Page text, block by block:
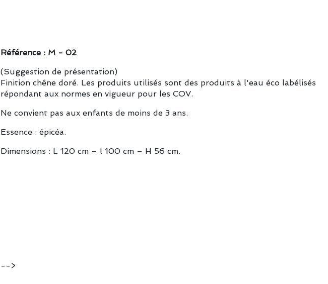
Référence : M - 02
(Suggestion de présentation)
Finition chêne doré. Les produits utilisés sont des produits à l'eau éco labélisés
répondant aux normes en vigueur pour les COV.
Ne convient pas aux enfants de moins de 3 ans.
Essence : épicéa.
Dimensions : L 120 cm – l 100 cm – H 56 cm.
-->